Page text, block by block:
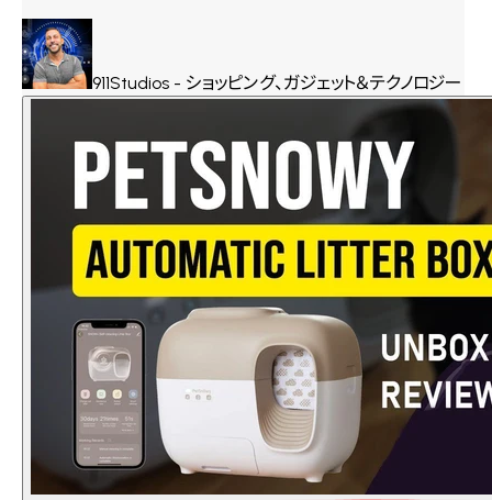
911Studios - ショッピング、ガジェット＆テクノロジー